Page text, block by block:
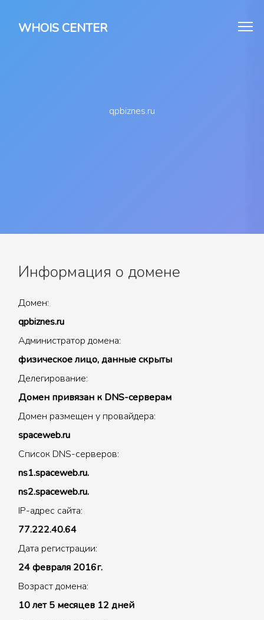
WHOIS CENTER
qpbiznes.ru
Информация о домене
Домен:
qpbiznes.ru
Администратор домена:
физическое лицо, данные скрыты
Делегирование:
Домен привязан к DNS-серверам
Домен размещен у провайдера:
spaceweb.ru
Список DNS-серверов:
ns1.spaceweb.ru.
ns2.spaceweb.ru.
IP-адрес сайта:
77.222.40.64
Дата регистрации:
24 февраля 2016г.
Возраст домена:
10 лет 5 месяцев 12 дней